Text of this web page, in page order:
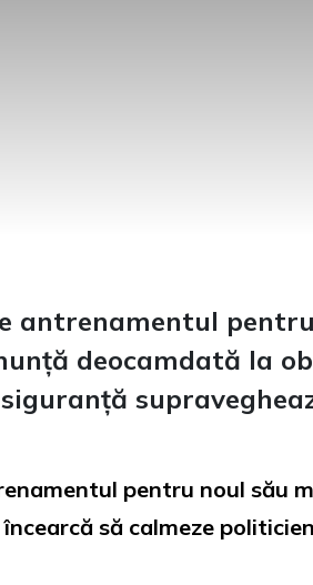
antrenamentul
deocamdată la
pentru noul său
să calmeze